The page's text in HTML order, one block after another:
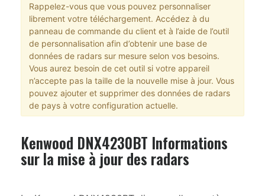
Rappelez-vous que vous pouvez personnaliser
librement votre téléchargement. Accédez à du
panneau de commande du client et à l’aide de l’outil
de personnalisation afin d’obtenir une base de
données de radars sur mesure selon vos besoins.
Vous aurez besoin de cet outil si votre appareil
n’accepte pas la taille de la nouvelle mise à jour. Vous
pouvez ajouter et supprimer des données de radars
de pays à votre configuration actuelle.
Kenwood DNX4230BT Informations
sur la mise à jour des radars